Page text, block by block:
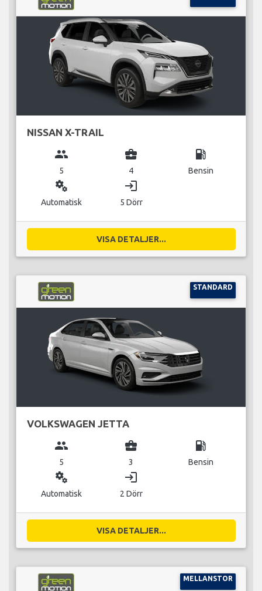
NISSAN X-TRAIL
group
5
business_center
4
local_gas_station
Bensin
miscellaneous_services
Automatisk
login
5 Dörr
VISA DETALJER...
STANDARD
VOLKSWAGEN JETTA
group
5
business_center
3
local_gas_station
Bensin
miscellaneous_services
Automatisk
login
2 Dörr
VISA DETALJER...
MELLANSTOR